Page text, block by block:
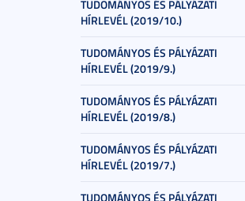
TUDOMÁNYOS ÉS PÁLYÁZATI
HÍRLEVÉL (2019/10.)
TUDOMÁNYOS ÉS PÁLYÁZATI
HÍRLEVÉL (2019/9.)
TUDOMÁNYOS ÉS PÁLYÁZATI
HÍRLEVÉL (2019/8.)
TUDOMÁNYOS ÉS PÁLYÁZATI
HÍRLEVÉL (2019/7.)
TUDOMÁNYOS ÉS PÁLYÁZATI